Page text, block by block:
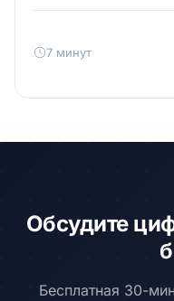
7 минут
Обсудите
Бесплатная 30-